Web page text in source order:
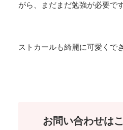
がら、まだまだ勉強が必要です
ストカールも綺麗に可愛くで
お問い合わせは